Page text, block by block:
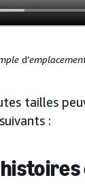
d’
tailles
: